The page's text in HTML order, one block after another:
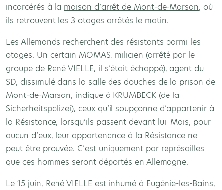
incarcérés à la maison d’arrêt de Mont-de-Marsan, où
ils retrouvent les 3 otages arrêtés le matin.
Les Allemands recherchent des résistants parmi les
otages. Un certain MOMAS, milicien (arrêté par le
groupe de René VIELLE, il s’était échappé), agent du
SD, dissimulé dans la salle des douches de la prison de
Mont-de-Marsan, indique à KRUMBECK (de la
Sicherheitspolizei), ceux qu’il soupçonne d’appartenir à
la Résistance, lorsqu’ils passent devant lui. Mais, pour
aucun d’eux, leur appartenance à la Résistance ne
peut être prouvée. C’est uniquement par représailles
que ces hommes seront déportés en Allemagne.
Le 15 juin, René VIELLE est inhumé à Eugénie-les-Bains,